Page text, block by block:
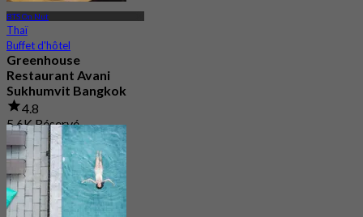
BTS On Nut
Thaï
Buffet d'hôtel
Greenhouse
Restaurant Avani
Sukhumvit Bangkok
4.8
5.6K Réservé
฿ 890